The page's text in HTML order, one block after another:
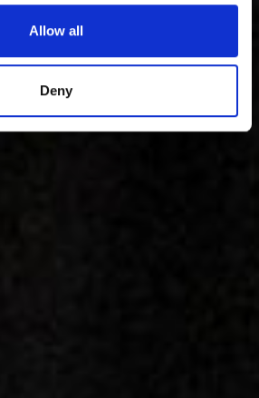
Allow all
Deny